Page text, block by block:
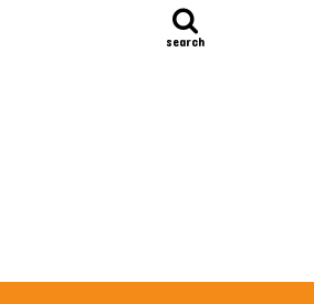
search